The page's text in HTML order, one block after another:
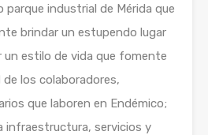
parque industrial de Mérida que
brindar un estupendo lugar
un estilo de vida que fomente
los colaboradores,
que laboren en Endémico;
infraestructura, servicios y